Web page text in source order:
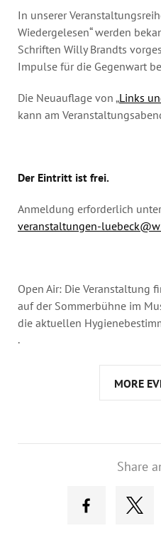
In unserer
Wiedergelesen“ werden
Schriften Willy Brandts
Impulse für die Gegenwart
Die Neuauflage von „Links
kann am
Der Eintritt ist frei.
Anmeldung erforderlich
veranstaltungen-
Open Air: Die Veranstaltung
auf der Sommerbühne im
die aktuellen
.
MORE
Share